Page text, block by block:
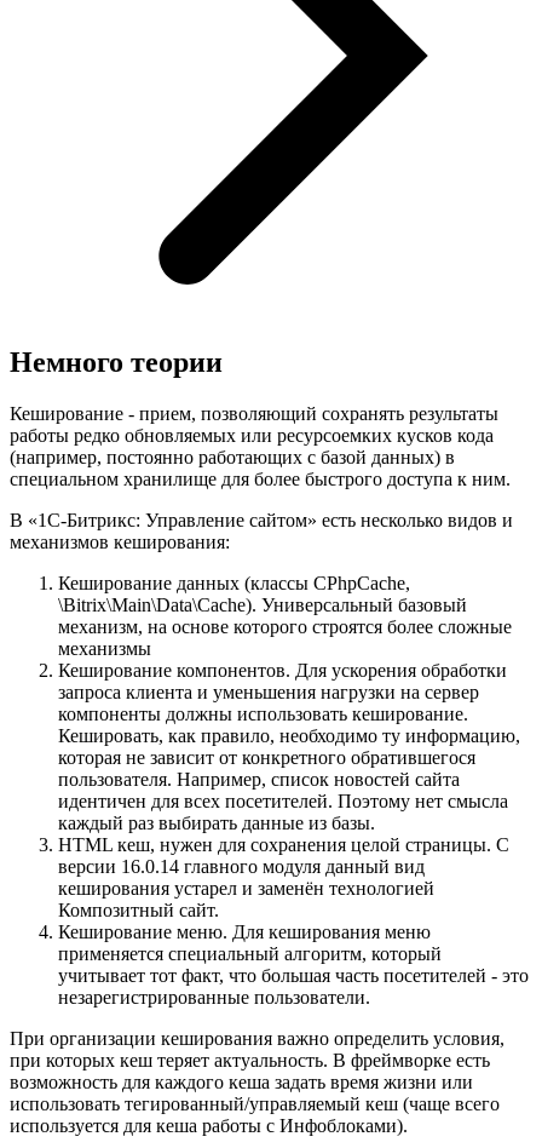
Немного теории
Кеширование - прием, позволяющий сохранять результаты
работы редко обновляемых или ресурсоемких кусков кода
(например, постоянно работающих с базой данных) в
специальном хранилище для более быстрого доступа к ним.
В «1С-Битрикс: Управление сайтом» есть несколько видов и
механизмов кеширования:
Кеширование данных (классы CPhpCache,
\Bitrix\Main\Data\Cache). Универсальный базовый
механизм, на основе которого строятся более сложные
механизмы
Кеширование компонентов. Для ускорения обработки
запроса клиента и уменьшения нагрузки на сервер
компоненты должны использовать кеширование.
Кешировать, как правило, необходимо ту информацию,
которая не зависит от конкретного обратившегося
пользователя. Например, список новостей сайта
идентичен для всех посетителей. Поэтому нет смысла
каждый раз выбирать данные из базы.
HTML кеш, нужен для сохранения целой страницы. С
версии 16.0.14 главного модуля данный вид
кеширования устарел и заменён технологией
Композитный сайт.
Кеширование меню. Для кеширования меню
применяется специальный алгоритм, который
учитывает тот факт, что большая часть посетителей - это
незарегистрированные пользователи.
При организации кеширования важно определить условия,
при которых кеш теряет актуальность. В фреймворке есть
возможность для каждого кеша задать время жизни или
использовать тегированный/управляемый кеш (чаще всего
используется для кеша работы с Инфоблоками).